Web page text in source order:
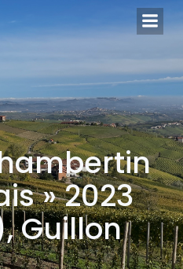
» 2023
Guillon